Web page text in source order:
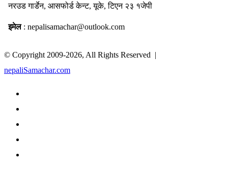
नरउड गार्डेन, आसफोर्ड केन्ट, यूके, टिएन २३ १जेपी
इमेल: nepalisamachar@outlook.com
© Copyright 2009-2026, All Rights Reserved |
nepaliSamachar.com